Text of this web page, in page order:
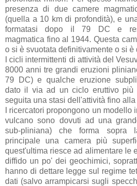
presenza di due camere
(quella a 10 km di profondità), e
formatasi dopo il 79 DC e
magmatica fino al 1944. Questa
o si è svuotata definitivamente o si è
I cicli intermittenti di attività del
8000 anni tre grandi eruzioni
79 DC) e qualche eruzione
dato il via ad un ciclo eruttivo
seguita una stasi dell'attività fino
I ricercatori propongono un modello
vulcano sono dovuti ad una
sub-pliniana) che forma sopra
principale una camera più
quest'ultima riesce ad alimentare le
diffido un po' dei geochimici,
hanno di dettare legge sul regime
dati (salvo arrampicarsi sugli